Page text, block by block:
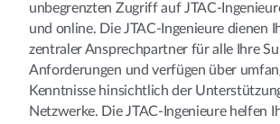
unbegrenzten Zugriff auf JTAC-
und online. Die JTAC-Ingenieure dienen
zentraler Ansprechpartner für alle Ihre
Anforderungen und verfügen über
Kenntnisse hinsichtlich der
Netzwerke. Die JTAC-Ingenieure helfen